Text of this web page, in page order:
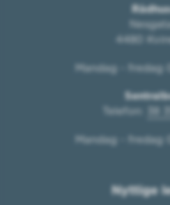
Nesgata
4480
Mandag - fredag
Telefon:
38
Mandag - fredag
Nyttige